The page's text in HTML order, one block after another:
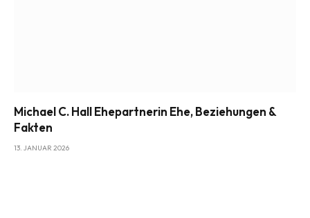
Michael C. Hall Ehepartnerin Ehe, Beziehungen &
Fakten
13. JANUAR 2026